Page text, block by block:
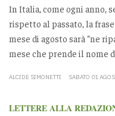
In Italia, come ogni anno,
rispetto al passato, la
mese di agosto sarà “ne
mese che prende il nome
ALCIDE SIMONETTI SABATO 01
LETTERE ALLA